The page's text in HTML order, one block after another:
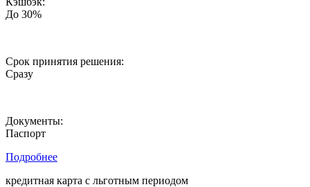
До 30%
Срок принятия решения:
Сразу
Документы:
Паспорт
Подробнее
кредитная карта c льготным периодом